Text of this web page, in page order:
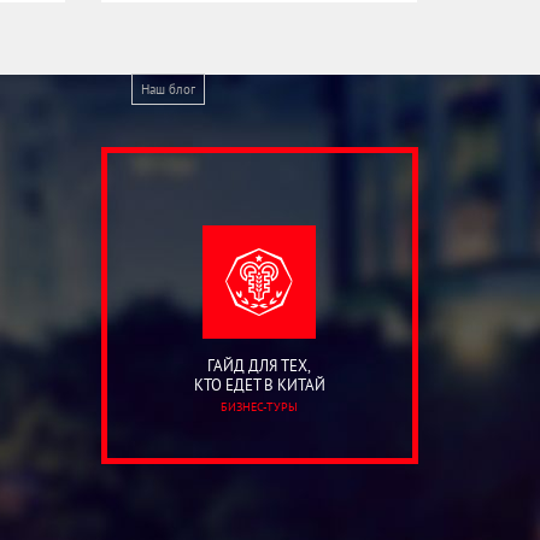
Наш блог
ГАЙД ДЛЯ ТЕХ,
КТО ЕДЕТ В КИТАЙ
БИЗНЕС-ТУРЫ